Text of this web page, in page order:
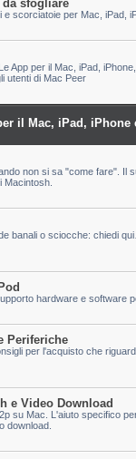
sfogliare
scorciatoie per Mac, iPad,
App per il Mac, iPad,
utenti di Mac Peer
il Mac, iPad, iPhone
non si sa "come fare". Il
Macintosh.
banali o sciocche: chiedi
hardware e software
Periferiche
per l'acquisto che
e Video Download
su Mac. L'aiuto specifico
download.